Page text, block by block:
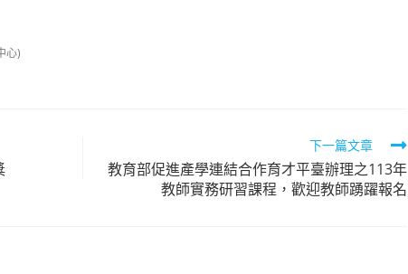
心)
下一篇文章
教育部促進產學連結合作育才平臺辦理之113年
教師實務研習課程，歡迎教師踴躍報名